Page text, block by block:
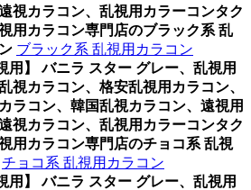
視カラコン、乱視用カラーコンタク
用カラコン専門店のブラック系 乱
ブラック系 乱視用カラコン
用】 バニラ スター グレー、乱視用
視カラコン、格安乱視用カラコン、
ラコン、韓国乱視カラコン、遠視用
視カラコン、乱視用カラーコンタク
用カラコン専門店のチョコ系 乱視
チョコ系 乱視用カラコン
用】 バニラ スター グレー、乱視用